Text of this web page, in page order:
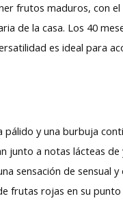
frutos maduros, con
de la casa. Los 40
es ideal para
y una burbuja
junto a notas lácteas
sensación de sensual
frutas rojas en su punto